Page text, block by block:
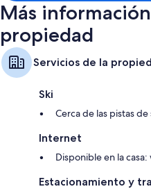
Más
propiedad
Servicios de la
Ski
Cerca de las pistas de
Internet
Disponible en la
Estacionamiento y